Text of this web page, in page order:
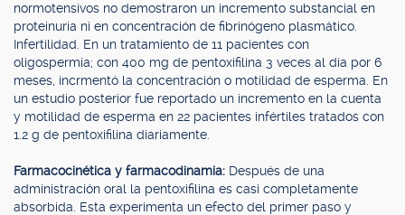
normotensivos no demostraron un incremento substancial en
proteinuria ni en concentración de fibrinógeno plasmático.
Infertilidad. En un tratamiento de 11 pacientes con
oligospermia; con 400 mg de pentoxifilina 3 veces al día por 6
meses, incrmentó la concentración o motilidad de esperma. En
un estudio posterior fue reportado un incremento en la cuenta
y motilidad de esperma en 22 pacientes infértiles tratados con
1.2 g de pentoxifilina diariamente.
Farmacocinética y farmacodinamia: Después de una
administración oral la pentoxifilina es casi completamente
absorbida. Esta experimenta un efecto del primer paso y